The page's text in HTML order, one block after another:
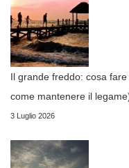
Il grande freddo: cosa
come mantenere il
3 Luglio 2026